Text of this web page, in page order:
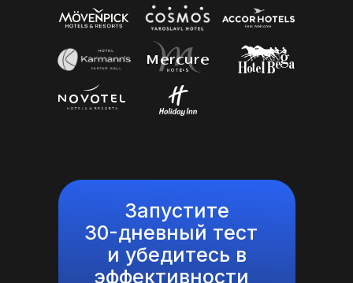
Запустите
30-дневный тест
и убедитесь в
эффективности